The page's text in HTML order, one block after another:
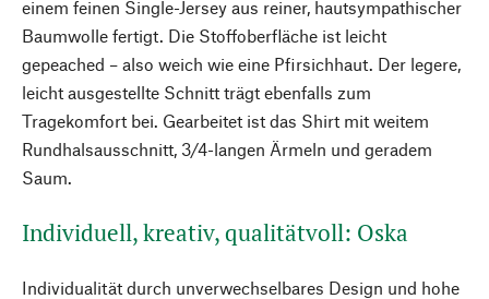
einem feinen Single-Jersey aus reiner, hautsympathischer
Baumwolle fertigt. Die Stoffoberfläche ist leicht
gepeached – also weich wie eine Pfirsichhaut. Der legere,
leicht ausgestellte Schnitt trägt ebenfalls zum
Tragekomfort bei. Gearbeitet ist das Shirt mit weitem
Rundhalsausschnitt, 3/4-langen Ärmeln und geradem
Saum.
Individuell, kreativ, qualitätvoll: Oska
Individualität durch unverwechselbares Design und hohe